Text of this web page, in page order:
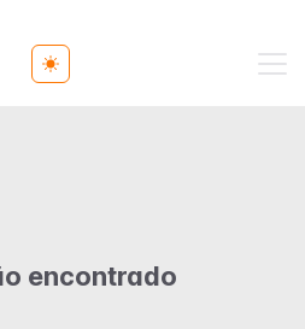
Toggle theme
encontrado